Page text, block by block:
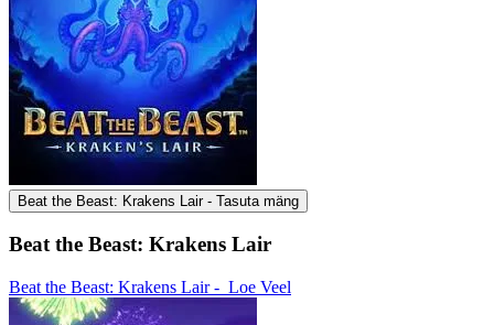
Beat the Beast: Krakens Lair - Tasuta mäng
Beat the Beast: Krakens Lair
Beat the Beast: Krakens Lair - Loe Veel